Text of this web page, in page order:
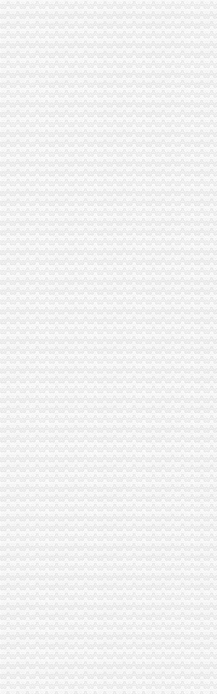
十堰市实习政策指南-实习信息-长安大学学生就业处
重庆海棠溪工商年检代办公司|重庆列表网
十堰市实习实训政策指南-通知公告-就业信息网
想住公租房的看过来,“江南水岸”公租房可接受申请啦！_重庆时报-
重庆新一批公租房开放申请啦~全申请指南看这里_搜狐财经_搜狐网
第20次公租房申请开始,今年一大批重庆人将有房子住了-本地宝
彭水县美翔-江城美景3#楼建设项目_百姓声音_论坛_天涯社区
赶快去申请！重庆主城15个公租房小区将摇号配租_未来网
新消息！重庆主城15个公租房小区将摇号配租,赶快申请（附申请地
重庆市迪马实业股份有限公司-搜狐滚动
重庆市迪马实业股份有限公司-搜狐滚动
【昂迈地产招聘客户经理,重庆昂迈房地产营销策划有限公司招聘】-